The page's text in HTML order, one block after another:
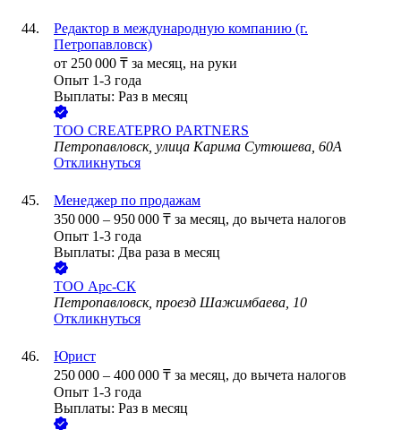
Редактор в международную компанию (г.
Петропавловск)
от 250 000 ₸ за месяц, на руки
Опыт 1-3 года
Выплаты: Раз в месяц
ТОО CREATEPRO PARTNERS
Петропавловск, улица Карима Сутюшева, 60А
Откликнуться
Менеджер по продажам
350 000 – 950 000 ₸ за месяц, до вычета налогов
Опыт 1-3 года
Выплаты: Два раза в месяц
ТОО Арс-СК
Петропавловск, проезд Шажимбаева, 10
Откликнуться
Юрист
250 000 – 400 000 ₸ за месяц, до вычета налогов
Опыт 1-3 года
Выплаты: Раз в месяц